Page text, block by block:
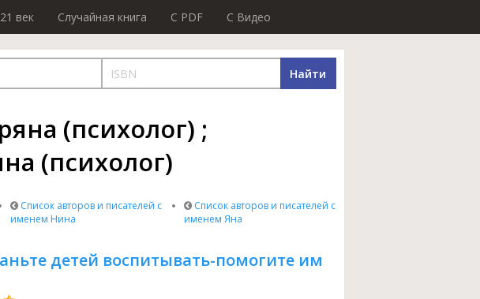
21 век Случайная книга C PDF C Видео
Найти
(психолог) ;
(психолог)
Список авторов и писателей с
именем Нина
Список авторов и писателей с
именем Яна
детей воспитывать-помогите им